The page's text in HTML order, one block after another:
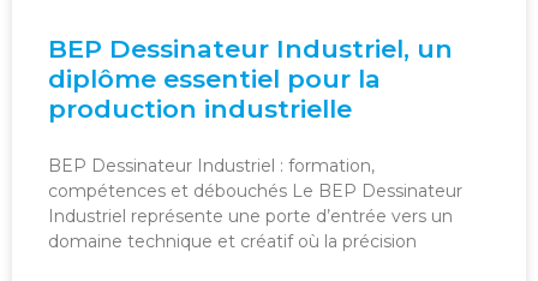
BEP Dessinateur Industriel, un
diplôme essentiel pour la
production industrielle
BEP Dessinateur Industriel : formation,
compétences et débouchés Le BEP Dessinateur
Industriel représente une porte d’entrée vers un
domaine technique et créatif où la précision